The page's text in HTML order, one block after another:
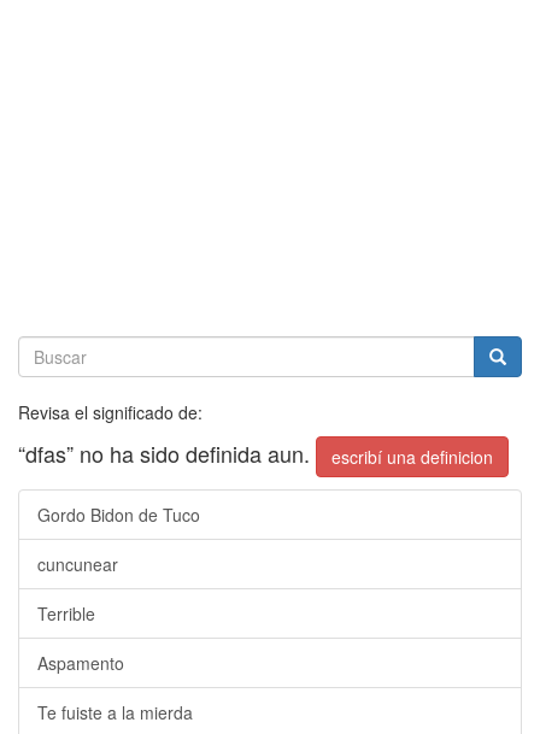
Revisa el significado de:
“dfas” no ha sido definida aun. escribí una definicion
Gordo Bidon de Tuco
cuncunear
Terrible
Aspamento
Te fuiste a la mierda